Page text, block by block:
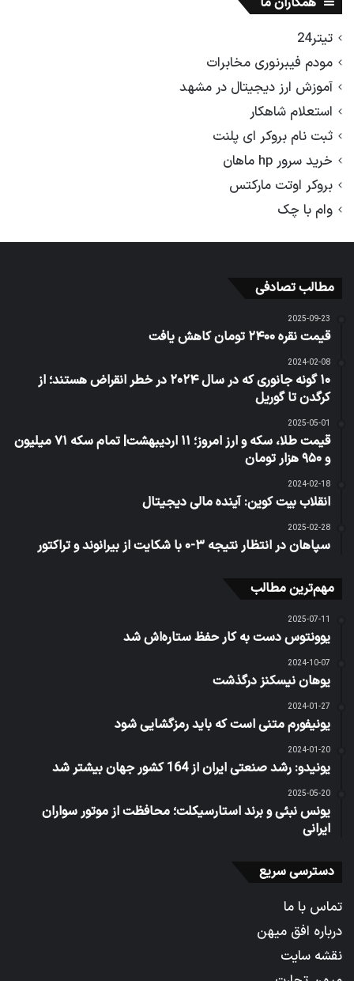
تیتر24
مودم فیبرنوری مخابرات
آموزش ارز دیجیتال در مشهد
استعلام شاهکار
ثبت نام بروکر ای پلنت
خرید سرور hp ماهان
بروکر اوتت مارکتس
وام با چک
مطالب تصادفی
2025-09-23
قیمت نقره ۲۴۰۰ تومان کاهش یافت
2024-02-08
۱۰ گونه جانوری که در سال ۲۰۲۴ در خطر انقراض هستند؛ از
کرگدن تا گوریل
2025-05-01
قیمت طلا، سکه و ارز امروز؛ ۱۱ اردیبهشت| تمام سکه ۷۱ میلیون
و ۹۵۰ هزار تومان
2024-02-18
انقلاب بیت کوین: آینده مالی دیجیتال
2025-02-28
سپاهان در انتظار نتیجه ۳-۰ با شکایت از بیرانوند و تراکتور
مهم‌ترین مطالب
2025-07-11
یوونتوس دست به کار حفظ ستاره‌اش شد
2024-10-07
یوهان نیسکنز درگذشت
2024-01-27
یونیفورم متنی است که باید رمزگشایی شود
2024-01-20
یونیدو: رشد صنعتی ایران از 164 کشور جهان بیشتر شد
2025-05-20
یونس نبئی و برند استارسیکلت؛ محافظت از موتور سواران
ایرانی
دسترسی سریع
تماس با ما
درباره افق میهن
نقشه سایت